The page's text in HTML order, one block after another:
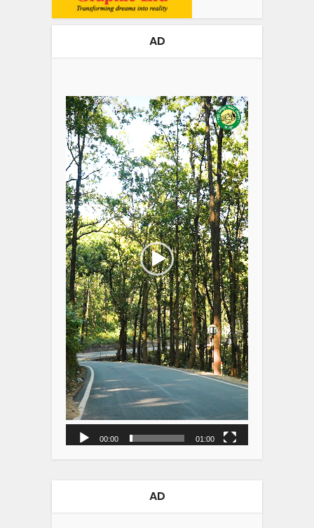
AD
Player
00:00 01:00
AD